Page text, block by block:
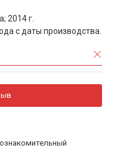
2014 г.
с даты производства.